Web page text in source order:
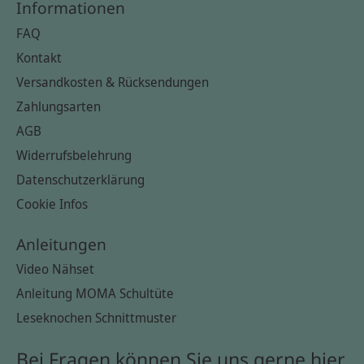
Informationen
FAQ
Kontakt
Versandkosten & Rücksendungen
Zahlungsarten
AGB
Widerrufsbelehrung
Datenschutzerklärung
Cookie Infos
Anleitungen
Video Nähset
Anleitung MOMA Schultüte
Leseknochen Schnittmuster